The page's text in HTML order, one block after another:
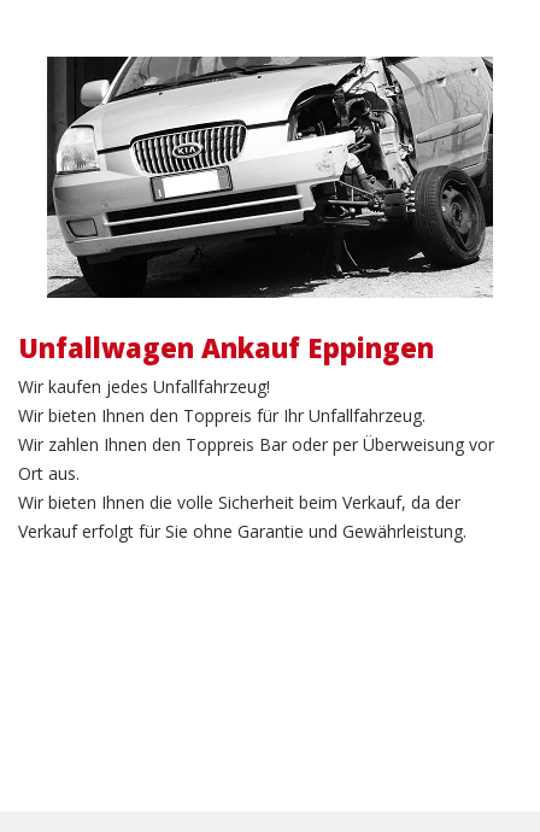
Unfallwagen Verkauf
Unfallwagen Ankauf Eppingen
Wir kaufen jedes Unfallfahrzeug!
Wir bieten Ihnen den Toppreis für Ihr Unfallfahrzeug.
Wir zahlen Ihnen den Toppreis Bar oder per Überweisung vor
Ort aus.
Wir bieten Ihnen die volle Sicherheit beim Verkauf, da der
Verkauf erfolgt für Sie ohne Garantie und Gewährleistung.